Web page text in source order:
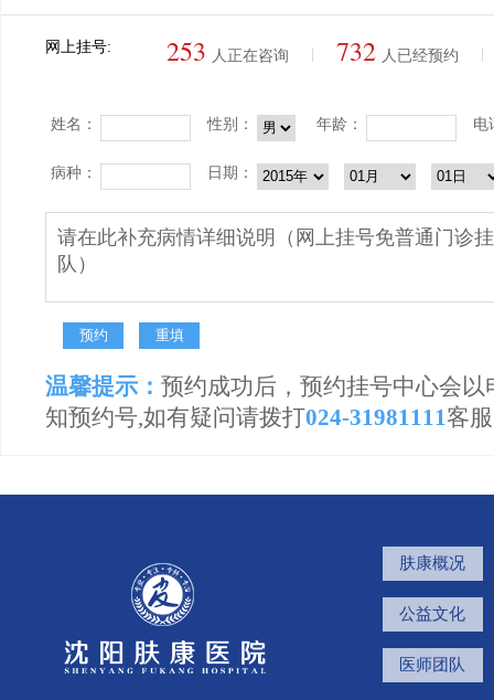
网上挂号: 253 人正在咨询 732 人已经预约
姓名： 性别： 年龄： 电
病种： 日期：
温馨提示： 预约成功后，预约挂号中心会
知预约号,如有疑问请拨打024-31981111客
肤康概况
公益文化
医师团队